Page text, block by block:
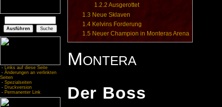
- Links auf diese Seite
- Änderungen an verlinkten
Seiten
- Spezialseiten
- Druckversion
- Permanenter Link
1.2.2 Ausgerottet
1.3 Neue Sklaven
1.4 Kelvins Forderung
1.5 Neuer Champion in Monteras Arena
Montera
Der Boss